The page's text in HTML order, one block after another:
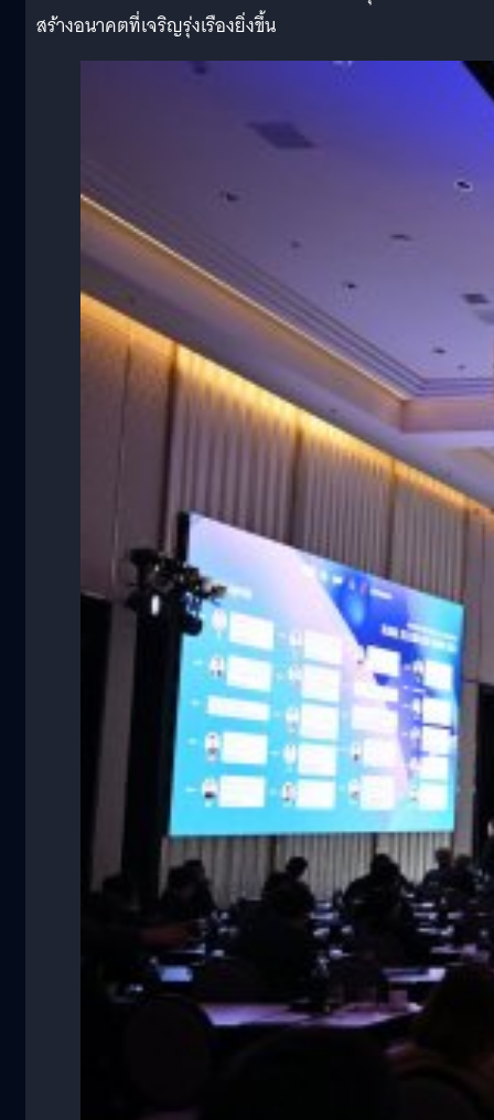
สร้างอนาคตที่เจริญรุ่งเรืองยิ่งขึ้น